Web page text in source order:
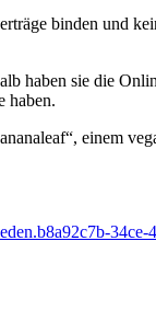
binden und
haben sie die
haben.
einem
34ce-